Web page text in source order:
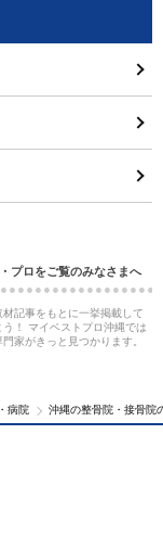
プロをご覧のみなさまへ
記事をもとに一挙掲載して
！ マイベストプロ沖縄では
家がきっと見つかります。
病院 沖縄の整骨院・接骨院